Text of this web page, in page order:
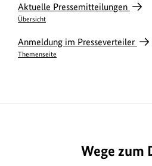
Aktuelle Pressemitteilungen
Übersicht
Anmeldung im Presseverteiler
Themenseite
Wege zum